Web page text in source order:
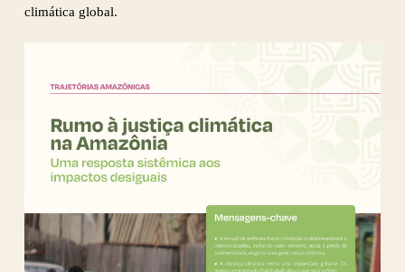
climática global.